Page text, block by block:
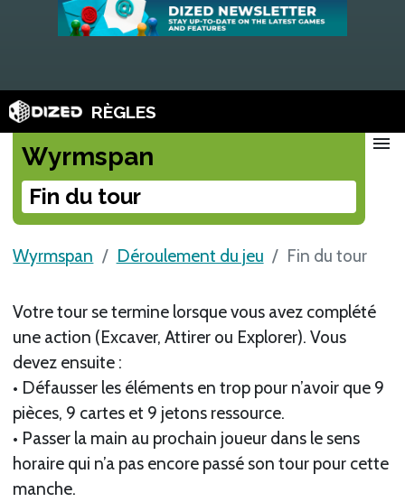
RÈGLES
Wyrmspan
Fin du tour
menu
Wyrmspan Déroulement du jeu Fin du tour
Votre tour se termine lorsque vous avez complété
une action (Excaver, Attirer ou Explorer). Vous
devez ensuite :
• Défausser les éléments en trop pour n’avoir que 9
pièces, 9 cartes et 9 jetons ressource.
• Passer la main au prochain joueur dans le sens
horaire qui n’a pas encore passé son tour pour cette
manche.